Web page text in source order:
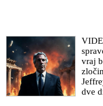
vraj
dve